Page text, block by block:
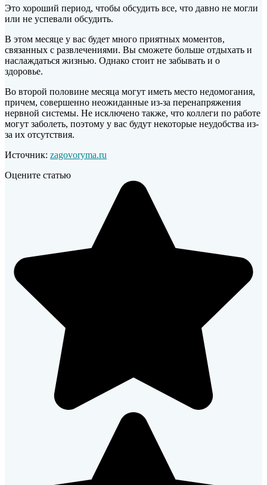
Это хороший период, чтобы обсудить все, что давно не могли
или не успевали обсудить.
В этом месяце у вас будет много приятных моментов,
связанных с развлечениями. Вы сможете больше отдыхать и
наслаждаться жизнью. Однако стоит не забывать и о
здоровье.
Во второй половине месяца могут иметь место недомогания,
причем, совершенно неожиданные из-за перенапряжения
нервной системы. Не исключено также, что коллеги по работе
могут заболеть, поэтому у вас будут некоторые неудобства из-
за их отсутствия.
Источник: zagovoryma.ru
Оцените статью